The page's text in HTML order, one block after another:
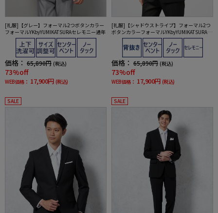
[礼服]【グレー】フォーマル2つボタンカラー
フォーマルYKbyYUMIKATSURAセレモニー通年
価格： 65,890円 (税込)
73%off
WEB価格： 17,900円 (税込)
[礼服]【シャドウストライプ】フォーマル2つ
ボタンカラーフォーマルYKbyYUMIKATSURAセ
レモニー通年礼服
価格： 65,890円 (税込)
73%off
WEB価格： 17,900円 (税込)
SALE SALE